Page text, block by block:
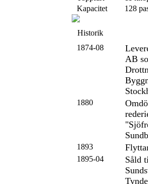
Kapacitet
128
Historik
1874-08
AB
1880
1893
1895-04
Såld